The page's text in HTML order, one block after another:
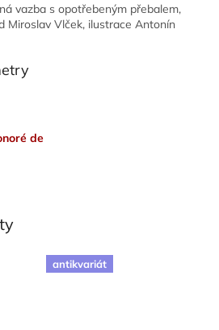
vazba s opotřebeným přebalem,
Miroslav Vlček, ilustrace Antonín
de
antikvariát